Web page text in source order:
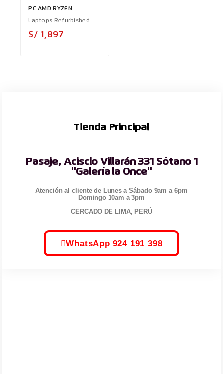
PC AMD RYZEN
Laptops Refurbished
S/ 1,897
Tienda Principal
Pasaje, Acisclo Villarán 331 Sótano 1
"Galería la Once"
Atención al cliente de Lunes a Sábado 9am a 6pm
Domingo 10am a 3pm
CERCADO DE LIMA, PERÚ
WhatsApp 924 191 398